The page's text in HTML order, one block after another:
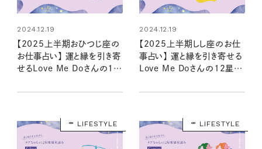
2024.12.19
【2025上半期おひつじ座の
お仕事占い】 運と縁を引き寄
せるLove Me Doさんの12
2024.12.19
【2025上半期しし座のお仕
事占い】 運と縁を引き寄せる
Love Me Doさんの12星座
LIFESTYLE LIFESTYLE